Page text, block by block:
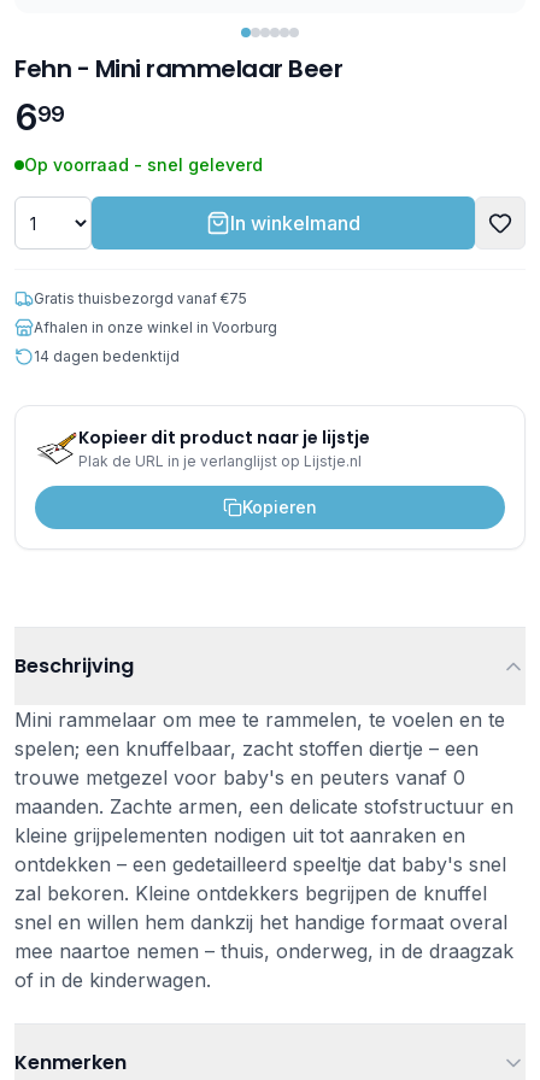
Fehn - Mini rammelaar Beer
699
Op voorraad - snel geleverd
In winkelmand
Gratis thuisbezorgd vanaf €75
Afhalen in onze winkel in Voorburg
14 dagen bedenktijd
Kopieer dit product naar je lijstje
Plak de URL in je verlanglijst op Lijstje.nl
Kopieren
Beschrijving
Mini rammelaar om mee te rammelen, te voelen en te
spelen; een knuffelbaar, zacht stoffen diertje – een
trouwe metgezel voor baby's en peuters vanaf 0
maanden. Zachte armen, een delicate stofstructuur en
kleine grijpelementen nodigen uit tot aanraken en
ontdekken – een gedetailleerd speeltje dat baby's snel
zal bekoren. Kleine ontdekkers begrijpen de knuffel
snel en willen hem dankzij het handige formaat overal
mee naartoe nemen – thuis, onderweg, in de draagzak
of in de kinderwagen.
Kenmerken